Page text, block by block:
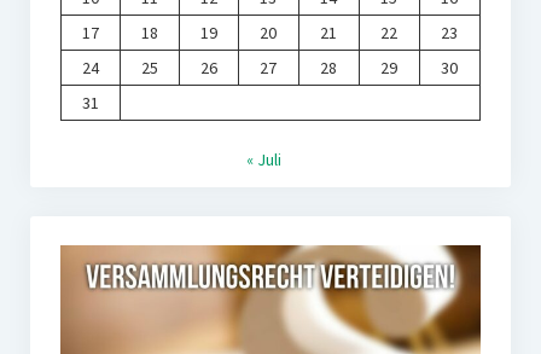
17
18 19 20 21 22
23
24
25 26 27 28 29
30
31
« Juli